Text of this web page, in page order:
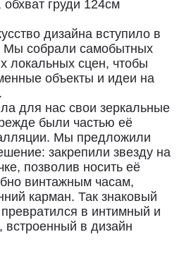
груди 124см
дизайна вступило в
Мы собрали самобытных
локальных сцен, чтобы
объекты и идеи на
для нас свои зеркальные
были частью её
Мы предложили
закрепили звезду на
позволив носить её
винтажным часам,
карман. Так знаковый
в интимный и
встроенный в дизайн
курьерской
по Санкт-
России.
в Санкт-